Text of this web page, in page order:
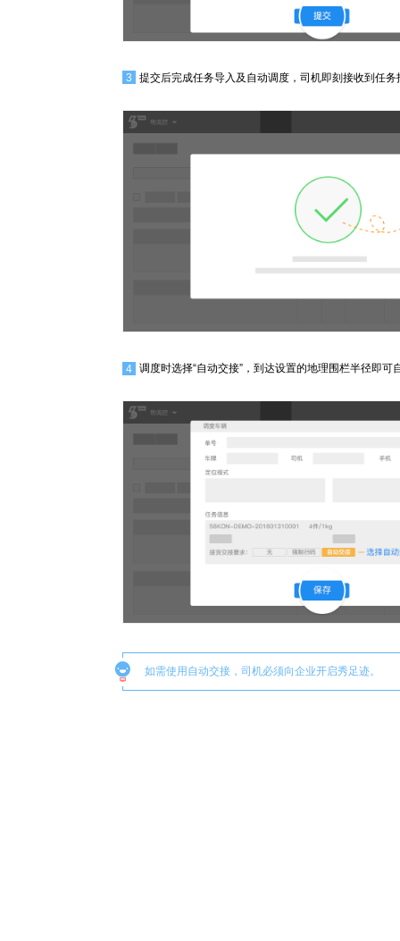
3 提交后完成任务导入及自动调度，司机即刻接收到任务
4 调度时选择“自动交接”，到达设置的地理围栏半径即可
如需使用自动交接，司机必须向企业开启秀足迹。